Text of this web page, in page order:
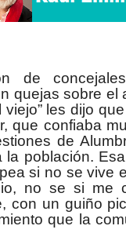
de
quejas sobre el
les dijo
que confiaba
de
población.
si no se vive
no se si me
un guiño
que la